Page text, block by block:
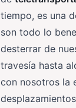
tiempo, es una
son todo lo
desterrar de
travesía hasta
con nosotros la